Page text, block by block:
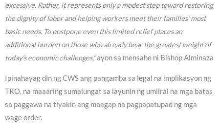
excessive. Rather, it represents only a modest step toward restoring
the dignity of labor and helping workers meet their families’ most
basic needs. To postpone even this limited relief places an
additional burden on those who already bear the greatest weight of
today’s economic challenges,”ayon sa mensahe ni Bishop Alminaza
Ipinahayag din ng CWS ang pangamba sa legal na implikasyon ng
TRO, na maaaring sumalungat sa layunin ng umiiral na mga batas
sa paggawa na tiyakin ang maagap na pagpapatupad ng mga
wage order.